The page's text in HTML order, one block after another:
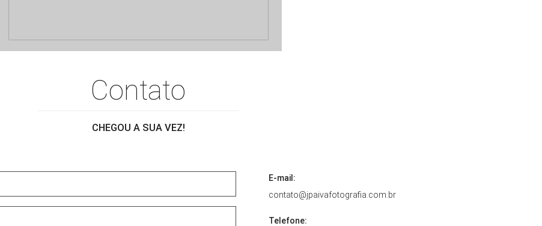
Contato
CHEGOU A SUA VEZ!
E-mail:
contato@jpaivafotografia.com.br
Telefone: